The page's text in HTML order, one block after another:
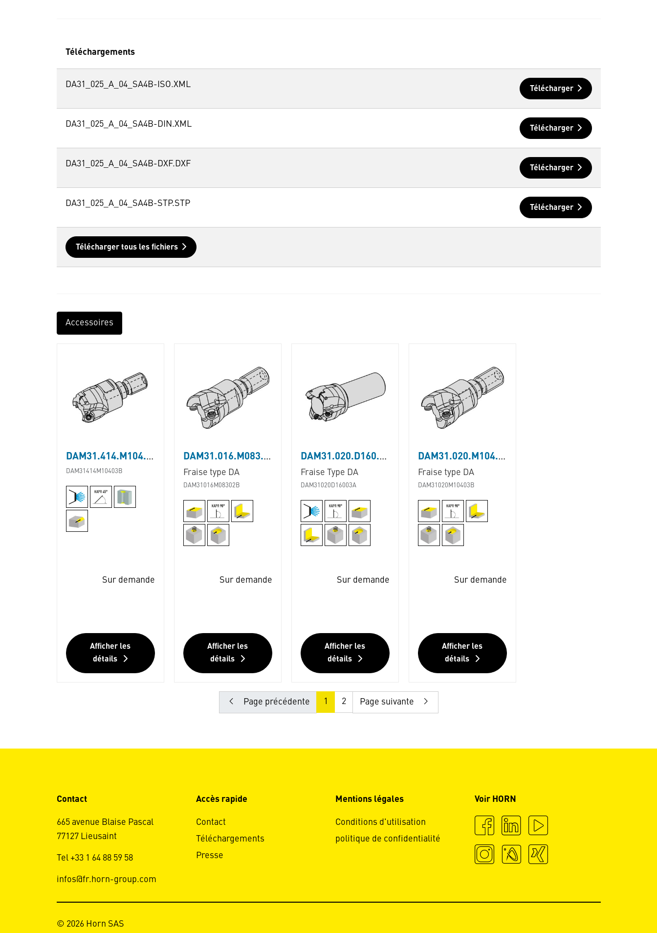
Téléchargements
DA31_025_A_04_SA4B-ISO.XML Télécharger
DA31_025_A_04_SA4B-DIN.XML Télécharger
DA31_025_A_04_SA4B-DXF.DXF Télécharger
DA31_025_A_04_SA4B-STP.STP Télécharger
Télécharger tous les fichiers
Accessoires
DAM31.414.M104.03B
DAM31414M10403B
Sur demande
Afficher les
détails
DAM31.016.M083.02B
Fraise type DA
DAM31016M08302B
Sur demande
Afficher les
détails
DAM31.020.D160.03A
Fraise Type DA
DAM31020D16003A
Sur demande
Afficher les
détails
DAM31.020.M104.03B
Fraise type DA
DAM31020M10403B
Sur demande
Afficher les
détails
Page précédente 1 2 Page suivante
Contact
665 avenue Blaise Pascal
77127 Lieusaint
Tel +33 1 64 88 59 58
infos@fr.horn-group.com
Accès rapide
Contact
Téléchargements
Presse
Mentions légales
Conditions d'utilisation
politique de confidentialité
Voir HORN
© 2026 Horn SAS